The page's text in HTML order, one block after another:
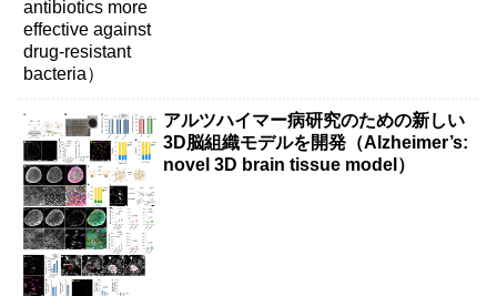
アルツハイマー病研究のための新しい
3D脳組織モデルを開発（Alzheimer’s:
novel 3D brain tissue model）